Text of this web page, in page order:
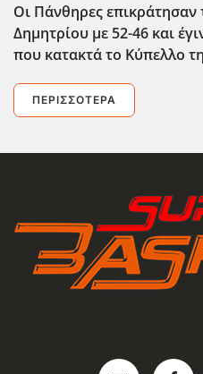
Οι Πάνθηρες
Δημητρίου με 52-46 και
που κατακτά το Κύπελλο
ΠΕΡΙΣΣΌΤΕΡΑ